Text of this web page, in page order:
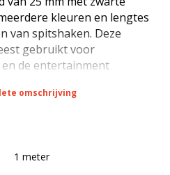
kleuren en lengtes
van spitshaken. Deze
gebruikt voor
de entertainment
een sterkte van 400 daN
sjorren) en een sterkte
zekeren (neerbinden).
omschrijving
1 meter